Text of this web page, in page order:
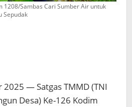
1208/Sambas Cari Sumber Air untuk
Sepudak
2025 — Satgas TMMD (TNI
Desa) Ke-126 Kodim